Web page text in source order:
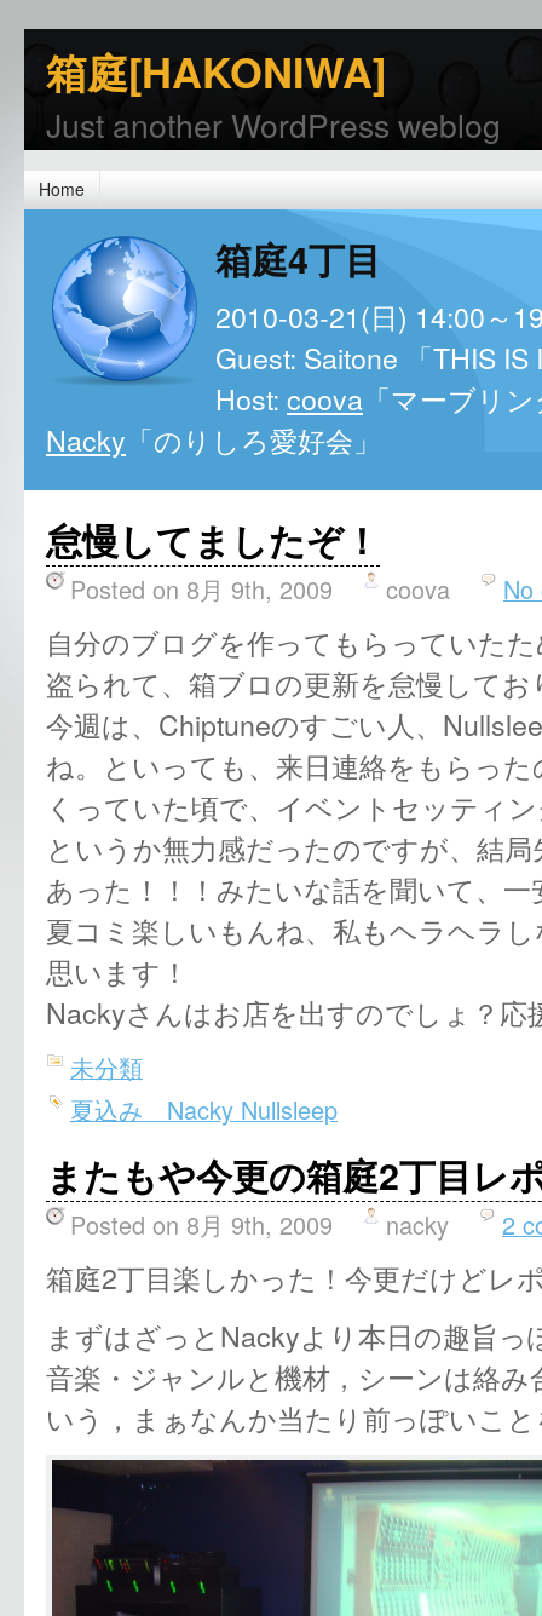
箱庭[HAKONIWA]
Just another WordPress weblog
Home
箱庭4丁目
2010-03-21(日) 14:00～
Guest: Saitone 「THIS IS
Host: coova 「マーブリ
Nacky 「のりしろ愛好会」
怠慢してましたぞ！
Posted on 8月 9th, 2009 coova No
自分のブログを作ってもらっていた
盗られて、箱ブロの更新を怠慢して
今週は、Chiptuneのすごい人、
ね。といっても、来日連絡をもらっ
くっていた頃で、イベントセッティ
というか無力感だったのですが、結
あった！！！みたいな話を聞いて、
夏コミ楽しいもんね、私もヘラヘラ
思います！
Nackyさんはお店を出すのでしょ？
未分類
夏込み Nacky Nullsleep
またもや今更の箱庭2丁目レ
Posted on 8月 9th, 2009 nacky 2
箱庭2丁目楽しかった！今更だけどレ
まずはざっとNackyより本日の趣旨っ
音楽・ジャンルと機材，シーンは絡
いう，まぁなんか当たり前っぽいこ